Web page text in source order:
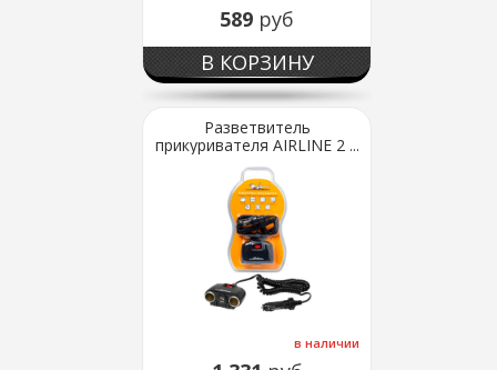
589 руб
В КОРЗИНУ
Разветвитель
прикуривателя AIRLINE 2 ...
в наличии